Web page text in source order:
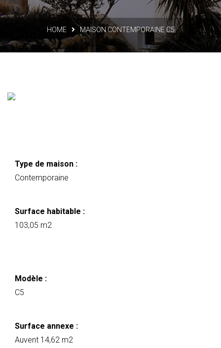
HOME MAISON CONTEMPORAINE C5
Type de maison :
Contemporaine
Surface habitable :
103,05 m2
Modèle :
C5
Surface annexe :
Auvent 14,62 m2